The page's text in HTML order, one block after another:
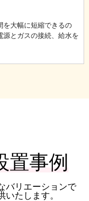
を大幅に短縮できるの
源とガスの接続、給水を
置事例
バリエーションで
たします。